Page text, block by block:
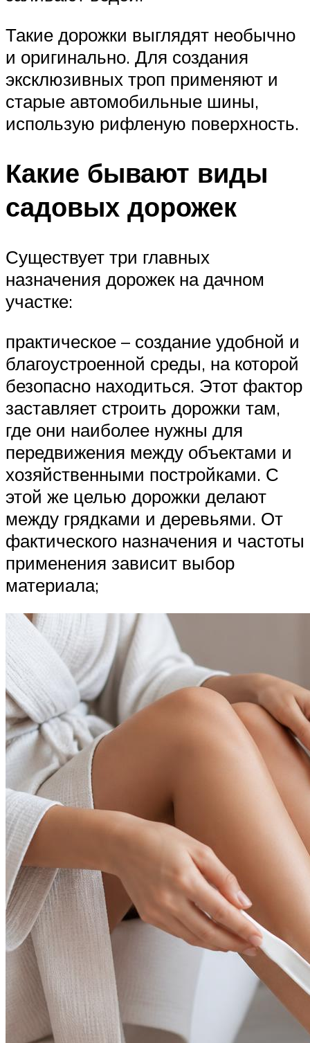
Такие дорожки выглядят необычно
и оригинально. Для создания
эксклюзивных троп применяют и
старые автомобильные шины,
использую рифленую поверхность.
Какие бывают виды
садовых дорожек
Существует три главных
назначения дорожек на дачном
участке:
практическое – создание удобной и
благоустроенной среды, на которой
безопасно находиться. Этот фактор
заставляет строить дорожки там,
где они наиболее нужны для
передвижения между объектами и
хозяйственными постройками. С
этой же целью дорожки делают
между грядками и деревьями. От
фактического назначения и частоты
применения зависит выбор
материала;